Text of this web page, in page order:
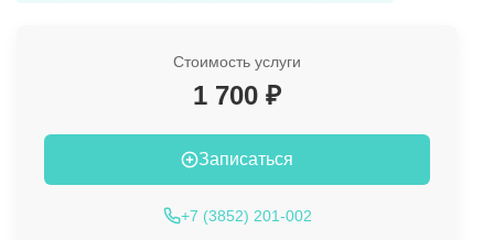
Стоимость услуги
1 700 ₽
Записаться
+7 (3852) 201-002